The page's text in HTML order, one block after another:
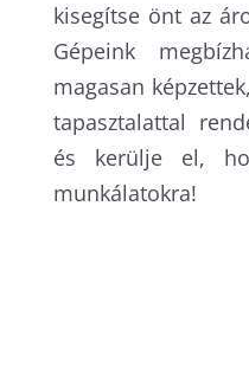
kisegítse önt az
Gépeink
magasan
tapasztalattal
és kerülje el,
munkálatokra!